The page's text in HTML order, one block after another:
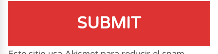
SUBMIT